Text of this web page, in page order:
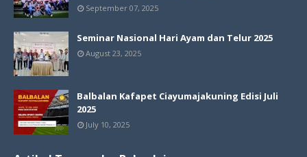
September 07, 2025
Seminar Nasional Hari Ayam dan Telur 2025
August 23, 2025
Balbalan Kafapet Ciayumajakuning Edisi Juli
2025
July 10, 2025